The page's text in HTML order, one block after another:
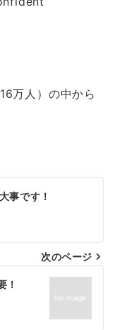
万人）の中から
事です！
次のページ
！